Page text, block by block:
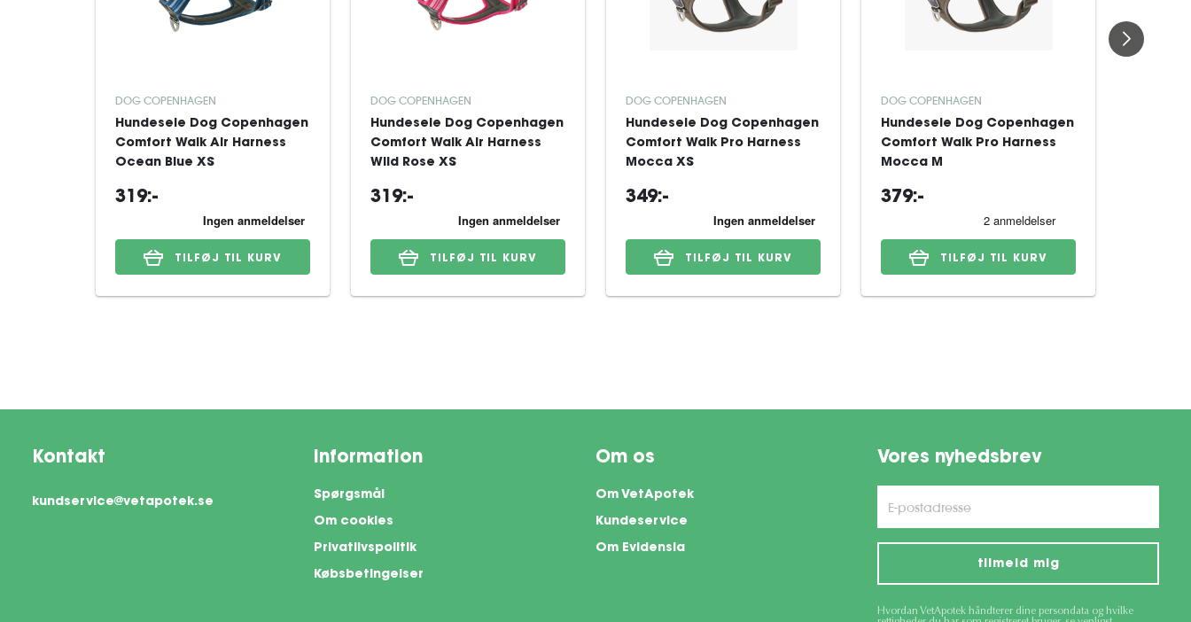
DOG COPENHAGEN
Hundesele Dog Copenhagen
Comfort Walk Air Harness
Ocean Blue XS
319:-
TILFØJ TIL KURV
DOG COPENHAGEN
Hundesele Dog Copenhagen
Comfort Walk Air Harness
Wild Rose XS
319:-
TILFØJ TIL KURV
DOG COPENHAGEN
Hundesele Dog Copenhagen
Comfort Walk Pro Harness
Mocca XS
349:-
TILFØJ TIL KURV
DOG COPENHAGEN
Hundesele Dog Copenhagen
Comfort Walk Pro Harness
Mocca M
379:-
TILFØJ TIL KURV
Kontakt
kundservice@vetapotek.se
Information
Spørgsmål
Om cookies
Privatlivspolitik
Købsbetingelser
Om os
Om VetApotek
Kundeservice
Om Evidensia
Vores nyhedsbrev
tilmeld mig
Hvordan VetApotek håndterer dine persondata og hvilke